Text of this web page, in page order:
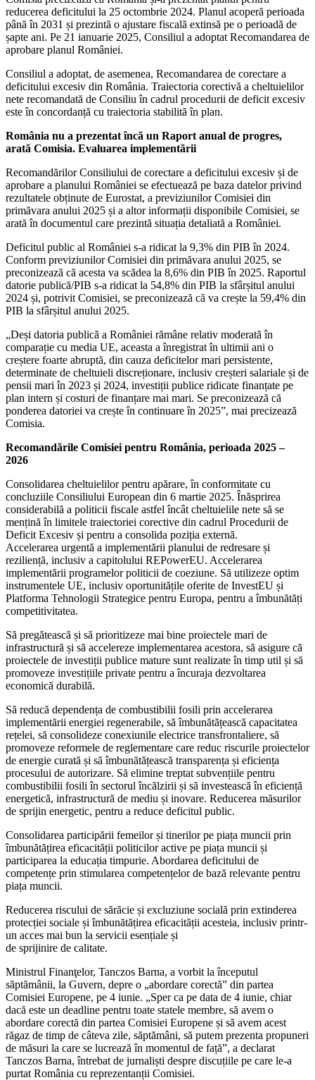
reducerea deficitului la 25 octombrie 2024. Planul acoperă perioada
până în 2031 și prezintă o ajustare fiscală extinsă pe o perioadă de
șapte ani. Pe 21 ianuarie 2025, Consiliul a adoptat Recomandarea de
aprobare planul României.
Consiliul a adoptat, de asemenea, Recomandarea de corectare a
deficitului excesiv din România. Traiectoria corectivă a cheltuielilor
nete recomandată de Consiliu în cadrul procedurii de deficit excesiv
este în concordanță cu traiectoria stabilită în plan.
România nu a prezentat încă un Raport anual de progres,
arată Comisia. Evaluarea implementării
Recomandărilor Consiliului de corectare a deficitului excesiv și de
aprobare a planului României se efectuează pe baza datelor privind
rezultatele obținute de Eurostat, a previziunilor Comisiei din
primăvara anului 2025 și a altor informații disponibile Comisiei, se
arată în documentul care prezintă situația detaliată a României.
Deficitul public al României s-a ridicat la 9,3% din PIB în 2024.
Conform previziunilor Comisiei din primăvara anului 2025, se
preconizează că acesta va scădea la 8,6% din PIB în 2025. Raportul
datorie publică/PIB s-a ridicat la 54,8% din PIB la sfârșitul anului
2024 și, potrivit Comisiei, se preconizează că va crește la 59,4% din
PIB la sfârșitul anului 2025.
„Deși datoria publică a României rămâne relativ moderată în
comparație cu media UE, aceasta a înregistrat în ultimii ani o
creștere foarte abruptă, din cauza deficitelor mari persistente,
determinate de cheltuieli discreționare, inclusiv creșteri salariale și de
pensii mari în 2023 și 2024, investiții publice ridicate finanțate pe
plan intern și costuri de finanțare mai mari. Se preconizează că
ponderea datoriei va crește în continuare în 2025”, mai precizează
Comisia.
Recomandările Comisiei pentru România, perioada 2025 –
2026
Consolidarea cheltuielilor pentru apărare, în conformitate cu
concluziile Consiliului European din 6 martie 2025. Înăsprirea
considerabilă a politicii fiscale astfel încât cheltuielile nete să se
mențină în limitele traiectoriei corective din cadrul Procedurii de
Deficit Excesiv și pentru a consolida poziția externă.
Accelerarea urgentă a implementării planului de redresare și
reziliență, inclusiv a capitolului REPowerEU. Accelerarea
implementării programelor politicii de coeziune. Să utilizeze optim
instrumentele UE, inclusiv oportunitățile oferite de InvestEU și
Platforma Tehnologii Strategice pentru Europa, pentru a îmbunătăți
competitivitatea.
Să pregătească și să prioritizeze mai bine proiectele mari de
infrastructură și să accelereze implementarea acestora, să asigure că
proiectele de investiții publice mature sunt realizate în timp util și să
promoveze investițiile private pentru a încuraja dezvoltarea
economică durabilă.
Să reducă dependența de combustibilii fosili prin accelerarea
implementării energiei regenerabile, să îmbunătățească capacitatea
rețelei, să consolideze conexiunile electrice transfrontaliere, să
promoveze reformele de reglementare care reduc riscurile proiectelor
de energie curată și să îmbunătățească transparența și eficiența
procesului de autorizare. Să elimine treptat subvențiile pentru
combustibilii fosili în sectorul încălzirii și să investească în eficiență
energetică, infrastructură de mediu și inovare. Reducerea măsurilor
de sprijin energetic, pentru a reduce deficitul public.
Consolidarea participării femeilor și tinerilor pe piața muncii prin
îmbunătățirea eficacității politicilor active pe piața muncii și
participarea la educația timpurie. Abordarea deficitului de
competențe prin stimularea competențelor de bază relevante pentru
piața muncii.
Reducerea riscului de sărăcie și excluziune socială prin extinderea
protecției sociale și îmbunătățirea eficacității acesteia, inclusiv printr-
un acces mai bun la servicii esențiale și
de sprijinire de calitate.
Ministrul Finanţelor, Tanczos Barna, a vorbit la începutul
săptămânii, la Guvern, depre o „abordare corectă” din partea
Comisiei Europene, pe 4 iunie. „Sper ca pe data de 4 iunie, chiar
dacă este un deadline pentru toate statele membre, să avem o
abordare corectă din partea Comisiei Europene și să avem acest
răgaz de timp de câteva zile, săptămâni, să putem prezenta propuneri
de măsuri la care se lucrează în momentul de față”, a declarat
Tanczos Barna, întrebat de jurnaliști despre discuțiile pe care le-a
purtat România cu reprezentanții Comisiei.